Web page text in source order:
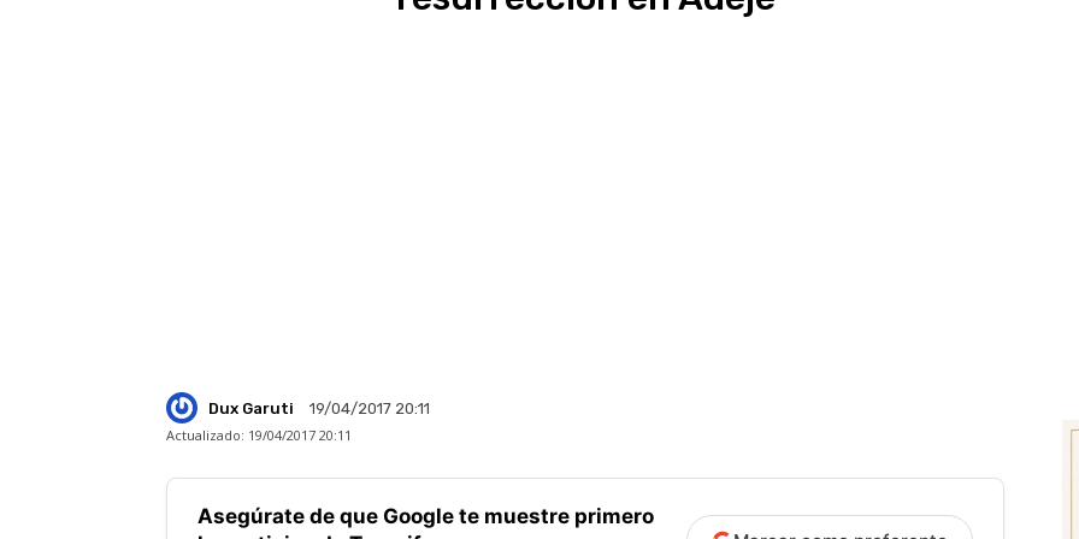
Dux Garuti
19/04/2017 20:11
Actualizado: 19/04/2017 20:11
Asegúrate de que Google te muestre primero